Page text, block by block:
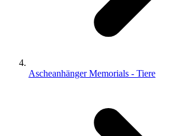
Ascheanhänger Memorials - Tiere